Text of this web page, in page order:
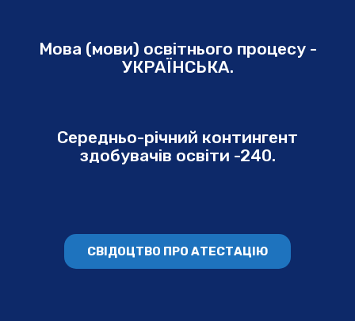
Мова (мови) освітнього процесу -
УКРАЇНСЬКА.
Середньо-річний контингент
здобувачів освіти -240.
СВІДОЦТВО ПРО АТЕСТАЦІЮ